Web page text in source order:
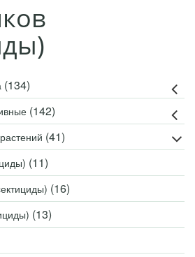
(134)
(142)
(41)
(11)
(16)
(13)